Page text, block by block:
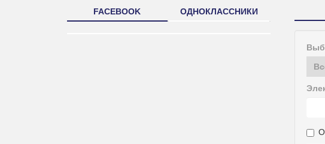
FACEBOOK ОДНОКЛАССНИКИ